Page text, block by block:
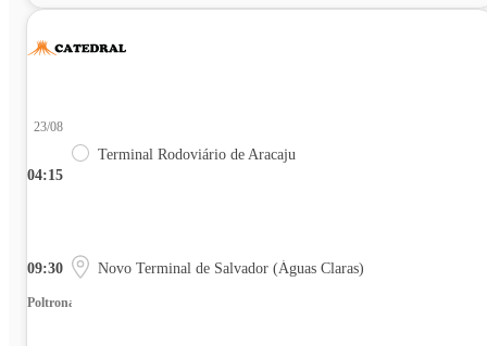
04:15
23/08
Terminal Rodoviário de Aracaju
09:30 Novo Terminal de Salvador (Águas Claras)
Poltrona